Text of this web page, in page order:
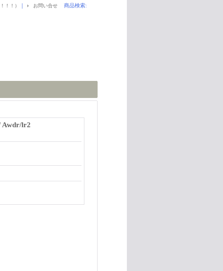
！！） ｜ お問い合せ 商品検索:
Awdr/lr2